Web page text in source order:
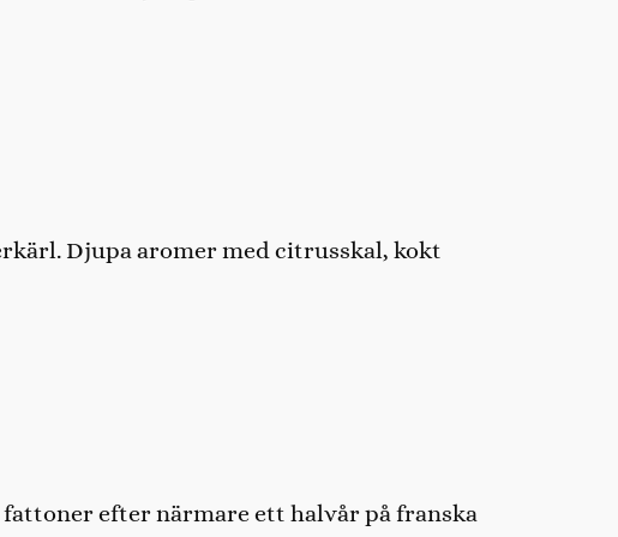
Djupa aromer med citrusskal, kokt
efter närmare ett halvår på franska